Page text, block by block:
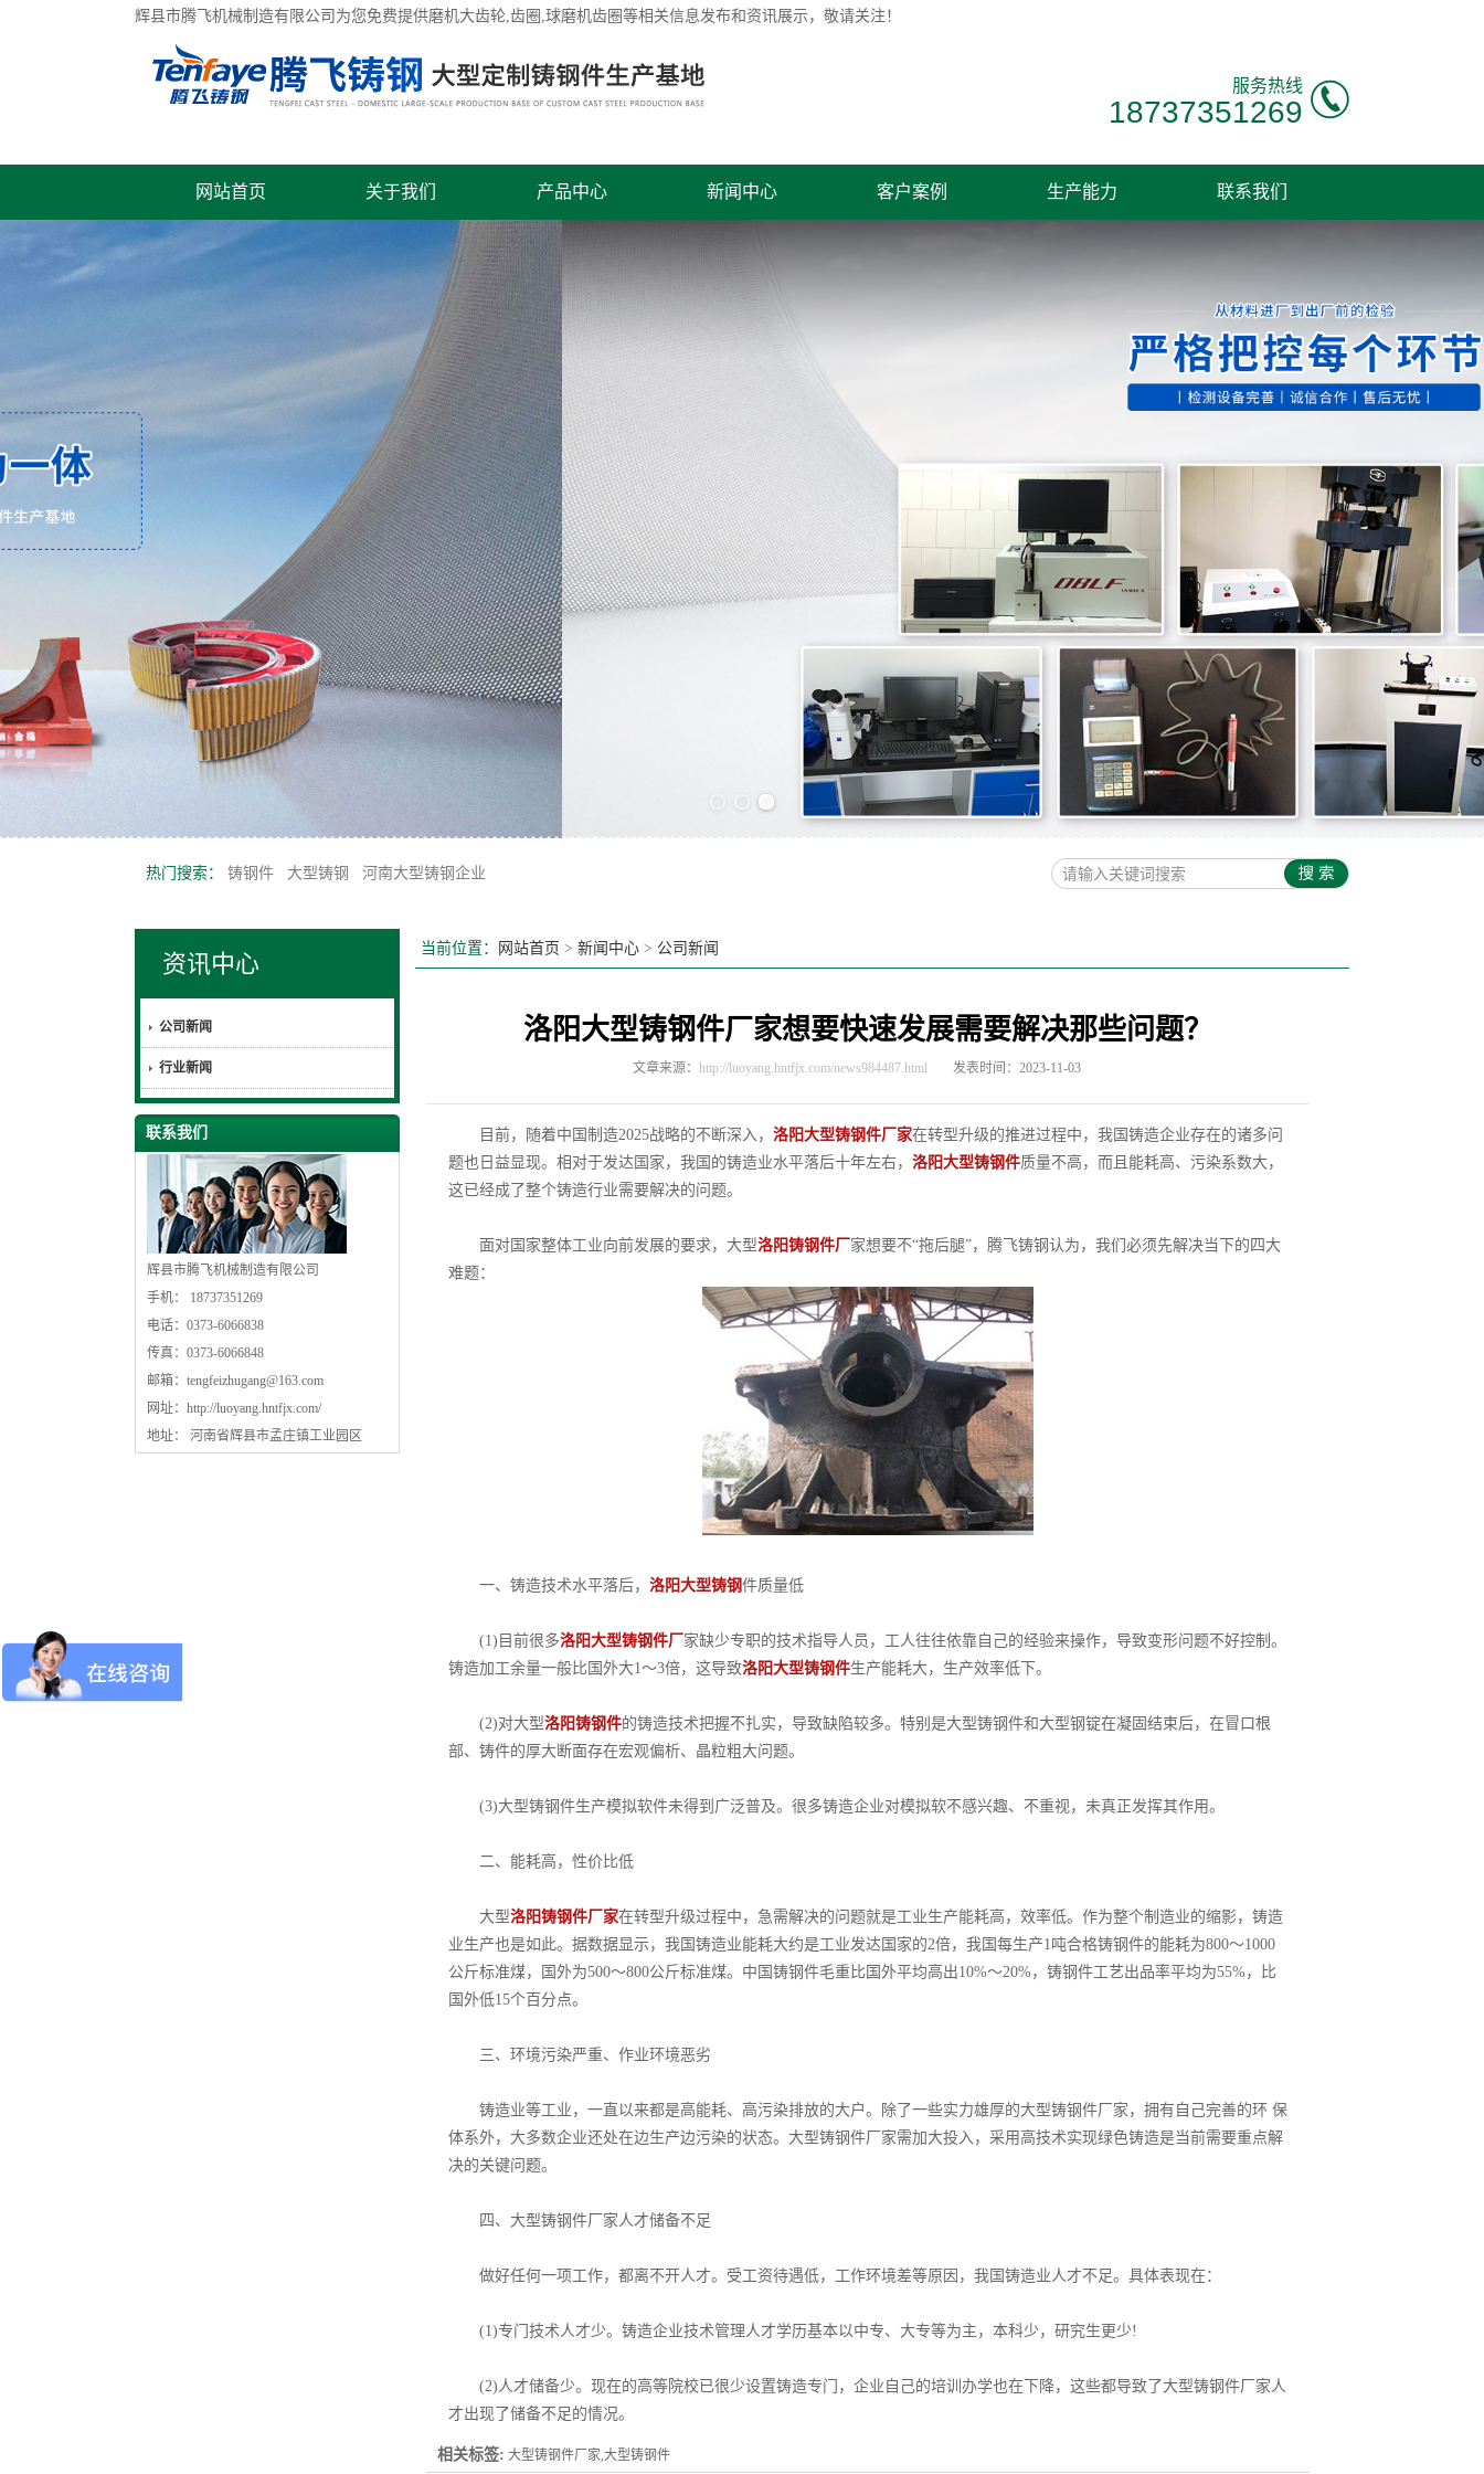
辉县市腾飞机械制造有限公司为您免费提供磨机大齿轮,齿圈,球磨机齿圈等相关信息发布和资讯展示，敬请关注！
服务热线
18737351269
网站首页 关于我们 产品中心 新闻中心 客户案例 生产能力 联系我们
热门搜索： 铸钢件 大型铸钢 河南大型铸钢企业
资讯中心
公司新闻
行业新闻
联系我们
辉县市腾飞机械制造有限公司
手机： 18737351269
电话：0373-6066838
传真：0373-6066848
邮箱： tengfeizhugang@163.com
网址： http://luoyang.hntfjx.com/
地址： 河南省辉县市孟庄镇工业园区
当前位置： 网站首页 > 新闻中心 > 公司新闻
洛阳大型铸钢件厂家想要快速发展需要解决那些问题？
文章来源： http://luoyang.hntfjx.com/news984487.html 发表时间：2023-11-03
目前，随着中国制造2025战略的不断深入， 洛阳大型铸钢件厂家在转型升级的推进过程中，我国铸造企业存在的诸多问
题也日益显现。相对于发达国家，我国的铸造业水平落后十年左右， 洛阳大型铸钢件质量不高，而且能耗高、污染系数大，
这已经成了整个铸造行业需要解决的问题。
面对国家整体工业向前发展的要求，大型洛阳铸钢件厂 家想要不“拖后腿”，腾飞铸钢认为，我们必须先解决当下的四大
难题：
一、铸造技术水平落后， 洛阳大型铸钢件质量低
(1)目前很多洛阳大型铸钢件厂 家缺少专职的技术指导人员，工人往往依靠自己的经验来操作，导致变形问题不好控制。
铸造加工余量一般比国外大1～3倍，这导致洛阳大型铸钢件生产能耗大，生产效率低下。
(2)对大型洛阳铸钢件的铸造技术把握不扎实，导致缺陷较多。特别是大型铸钢件和大型钢锭在凝固结束后，在冒口根
部、铸件的厚大断面存在宏观偏析、晶粒粗大问题。
(3)大型铸钢件生产模拟软件未得到广泛普及。很多铸造企业对模拟软不感兴趣、不重视，未真正发挥其作用。
二、能耗高，性价比低
大型洛阳铸钢件厂家在转型升级过程中，急需解决的问题就是工业生产能耗高，效率低。作为整个制造业的缩影，铸造
业生产也是如此。据数据显示，我国铸造业能耗大约是工业发达国家的2倍，我国每生产1吨合格铸钢件的能耗为800～1000
公斤标准煤，国外为500～800公斤标准煤。中国铸钢件毛重比国外平均高出10%～20%，铸钢件工艺出品率平均为55%，比
国外低15个百分点。
三、环境污染严重、作业环境恶劣
铸造业等工业，一直以来都是高能耗、高污染排放的大户。除了一些实力雄厚的大型铸钢件厂家，拥有自己完善的环 保
体系外，大多数企业还处在边生产边污染的状态。大型铸钢件厂家需加大投入，采用高技术实现绿色铸造是当前需要重点解
决的关键问题。
四、大型铸钢件厂家人才储备不足
做好任何一项工作，都离不开人才。受工资待遇低，工作环境差等原因，我国铸造业人才不足。具体表现在：
(1)专门技术人才少。铸造企业技术管理人才学历基本以中专、大专等为主，本科少，研究生更少!
(2)人才储备少。现在的高等院校已很少设置铸造专门，企业自己的培训办学也在下降，这些都导致了大型铸钢件厂家人
才出现了储备不足的情况。
相关标签: 大型铸钢件厂家,大型铸钢件